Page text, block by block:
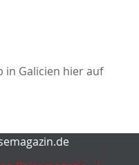
in Galicien hier auf